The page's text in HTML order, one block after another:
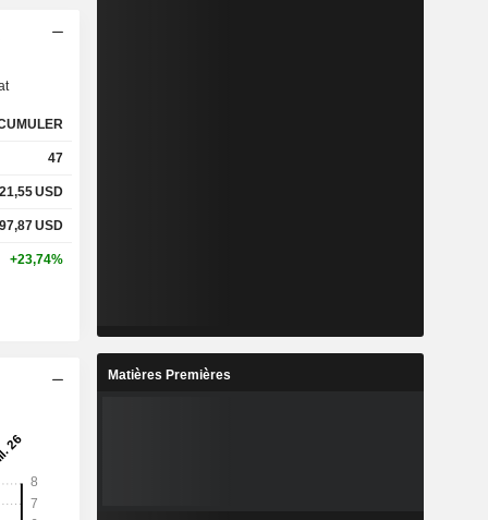
47
USD
USD
+23,74%
Matières Premières